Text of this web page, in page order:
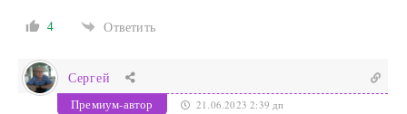
4 Ответить
Сергей
Премиум-автор 21.06.2023 2:39 дп